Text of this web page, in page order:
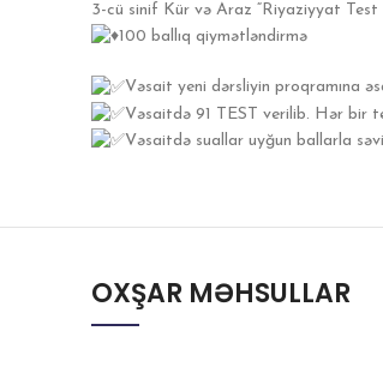
3-cü sinif Kür və Araz “Riyaziyyat Test
100 ballıq qiymətləndirmə
Vəsait yeni dərsliyin proqramına
Vəsaitdə 91 TEST verilib. Hər bir
Vəsaitdə suallar uyğun ballarla
OXŞAR MƏHSULLAR